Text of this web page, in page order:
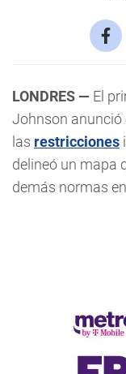
LONDRES — El
Johnson anunció
las restricciones
delineó un mapa
demás normas